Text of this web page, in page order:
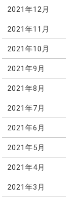
2021年12月
2021年11月
2021年10月
2021年9月
2021年8月
2021年7月
2021年6月
2021年5月
2021年4月
2021年3月